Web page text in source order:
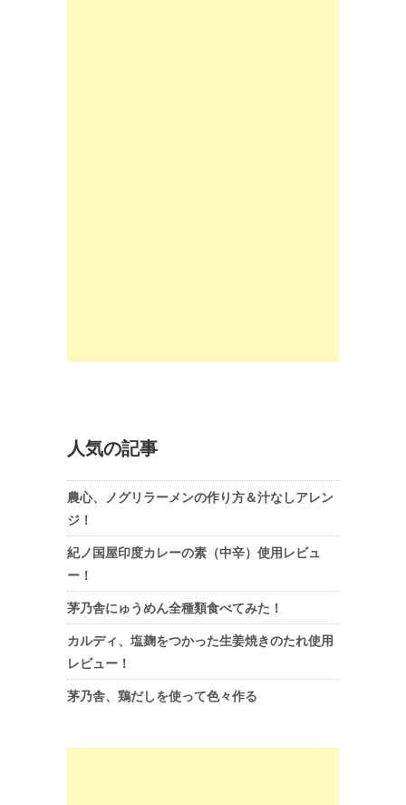
人気の記事
農心、ノグリラーメンの作り方＆汁なしアレン
ジ！
紀ノ国屋印度カレーの素（中辛）使用レビュ
ー！
茅乃舎にゅうめん全種類食べてみた！
カルディ、塩麹をつかった生姜焼きのたれ使用
レビュー！
茅乃舎、鶏だしを使って色々作る